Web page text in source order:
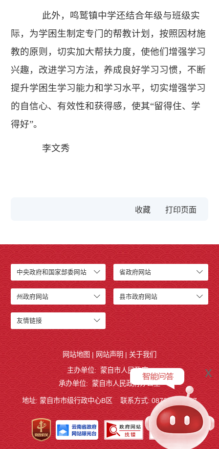
此外，鸣鹫镇中学还结合年级与班级实
际，为学困生制定专门的帮教计划，按照因材施
教的原则，切实加大帮扶力度，使他们增强学习
兴趣，改进学习方法，养成良好学习习惯，不断
提升学困生学习能力和学习水平，切实增强学习
的自信心、有效性和获得感，使其“留得住、学
得好”。
李文秀
收藏
中央政府和国家部委网站 省政府网站
州政府网站 县市政府网站
友情链接
x
网站地图 | 网站声明 | 关于我们
主办单位: 蒙自市人民政府
承办单位: 蒙自市人民政府办公室
地址: 蒙自市市级行政中心B区 联系方式: 0873-3724887